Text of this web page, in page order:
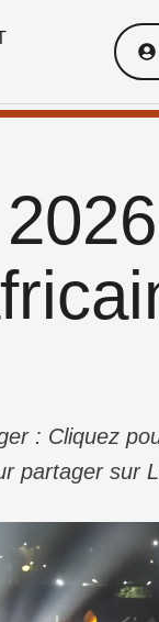
: Cliquez
partager sur